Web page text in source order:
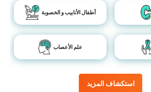
استكشاف المزيد
أطفال الأنابيب و الخصوبة
علم الأعصاب